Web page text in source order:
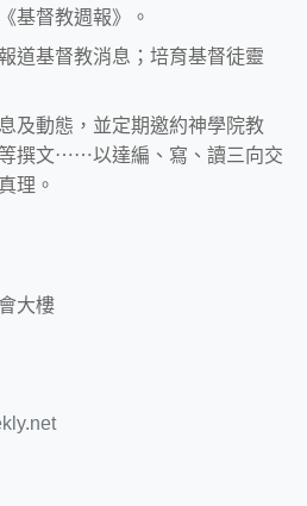
基督教週報》。
道基督教消息；培育基督徒靈
及動態，並定期邀約神學院教
撰文⋯⋯以達編、寫、讀三向交
理。
大樓